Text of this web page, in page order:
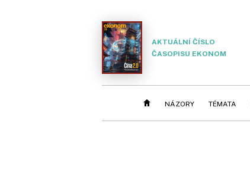
AKTUÁLNÍ ČÍSLO
ČASOPISU EKONOM
NÁZORY TÉMATA